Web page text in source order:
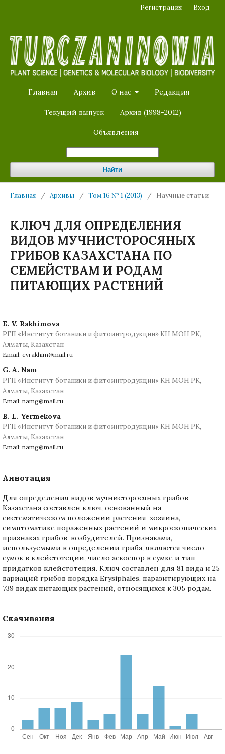
Главная Архив О нас Редакция
Текущий выпуск Архив (1998-2012)
Объявления
Найти
Регистрация Вход
Главная / Архивы / Том 16 № 1 (2013) / Научные статьи
КЛЮЧ ДЛЯ ОПРЕДЕЛЕНИЯ
ВИДОВ МУЧНИСТОРОСЯНЫХ
ГРИБОВ КАЗАХСТАНА ПО
СЕМЕЙСТВАМ И РОДАМ
ПИТАЮЩИХ РАСТЕНИЙ
E. V. Rakhimova
РГП «Институт ботаники и фитоинтродукции» КН МОН РК,
Алматы, Казахстан
Email: evrakhim@mail.ru
G. A. Nam
РГП «Институт ботаники и фитоинтродукции» КН МОН РК,
Алматы, Казахстан
Email: namg@mail.ru
B. L. Yermekova
РГП «Институт ботаники и фитоинтродукции» КН МОН РК,
Алматы, Казахстан
Email: namg@mail.ru
Аннотация
Для определения видов мучнисторосяных грибов
Казахстана составлен ключ, основанный на
систематическом положении растения-хозяина,
симптоматике пораженных растений и микроскопических
признаках грибов-возбудителей. Признаками,
используемыми в определении гриба, являются число
сумок в клейстотеции, число аскоспор в сумке и тип
придатков клейстотеция. Ключ составлен для 81 видa и 25
вариаций грибов порядка Erysiphales, паразитирующих на
739 видах питающих растений, относящихся к 305 родам.
Скачивания